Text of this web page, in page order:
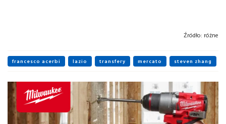
Źródło: różne
francesco acerbi lazio transfery mercato steven zhang